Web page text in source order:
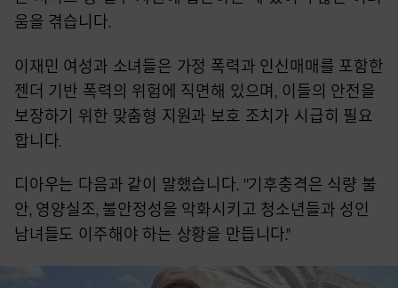
움을 겪습니다.
이재민 여성과 소녀들은 가정 폭력과 인신매매를 포함한
젠더 기반 폭력의 위험에 직면해 있으며, 이들의 안전을
보장하기 위한 맞춤형 지원과 보호 조치가 시급히 필요
합니다.
디아우는 다음과 같이 말했습니다. "기후충격은 식량 불
안, 영양실조, 불안정성을 악화시키고 청소년들과 성인
남녀들도 이주해야 하는 상황을 만듭니다.”